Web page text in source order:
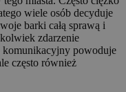
wiele osób decyduje
barki całą sprawą i
zdarzenie
komunikacyjny powoduje
często również